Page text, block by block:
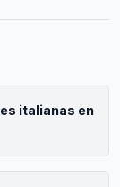
italianas en